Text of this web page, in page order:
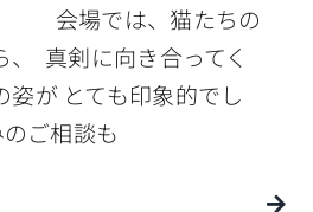
会場では、猫たちの
真剣に向き合ってく
姿が とても印象的でし
ご相談も